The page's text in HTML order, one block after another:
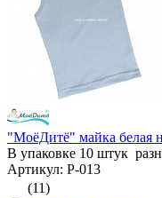
"МоёДитё" майка белая
В упаковке 10 штук
Артикул: Р-013
(11)